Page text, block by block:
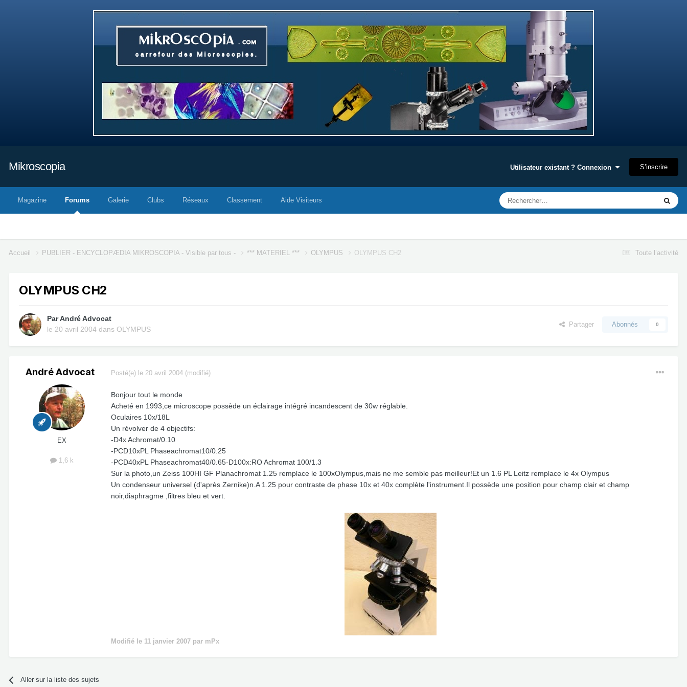
Mikroscopia Utilisateur existant ? Connexion S’inscrire
Magazine Forums Galerie Clubs Réseaux Classement Aide Visiteurs
Toute l’activité
Accueil PUBLIER - ENCYCLOPÆDIA MIKROSCOPIA - Visible par tous - *** MATERIEL *** OLYMPUS OLYMPUS CH2
OLYMPUS CH2
ParAndré Advocat
le 20 avril 2004 dans OLYMPUS
Partager Abonnés 0
André Advocat
EX
1,6 k
Posté(e) le 20 avril 2004 (modifié)
Bonjour tout le monde
Acheté en 1993,ce microscope possède un éclairage intégré incandescent de 30w réglable.
Oculaires 10x/18L
Un révolver de 4 objectifs:
-D4x Achromat/0.10
-PCD10xPL Phaseachromat10/0.25
-PCD40xPL Phaseachromat40/0.65-D100x:RO Achromat 100/1.3
Sur la photo,un Zeiss 100HI GF Planachromat 1.25 remplace le 100xOlympus,mais ne me semble pas meilleur!Et un 1.6 PL Leitz remplace le 4x Olympus
Un condenseur universel (d'après Zernike)n.A 1.25 pour contraste de phase 10x et 40x complète l'instrument.Il possède une position pour champ clair et champ
noir,diaphragme ,filtres bleu et vert.
Modifié le 11 janvier 2007 par mPx
Aller sur la liste des sujets